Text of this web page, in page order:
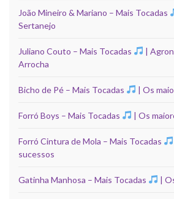
João Mineiro & Mariano – Mais Tocadas
Sertanejo
Juliano Couto – Mais Tocadas
|
Arrocha
Bicho de Pé – Mais Tocadas | Os
Forró Boys – Mais Tocadas | Os
Forró Cintura de Mola – Mais Tocadas
sucessos
Gatinha Manhosa – Mais Tocadas |